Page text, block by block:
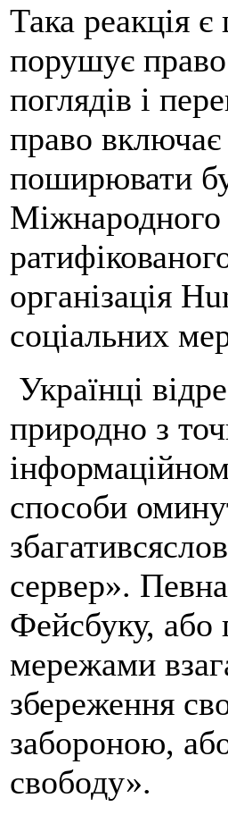
Така реакція
порушує
поглядів і
право
поширювати
Міжнародного
організація
соціальних
Українці
природно з
способи
сервер».
Фейсбуку, або
мережами
збереження
забороною,
свободу».